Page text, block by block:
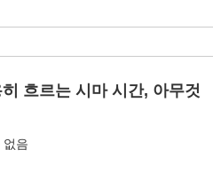
흐르는 시마 시간, 아무것
없음